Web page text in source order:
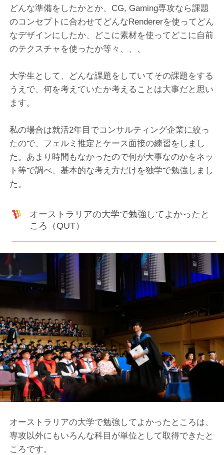
どんな準備をしたかとか、CG, Gaming専攻なら課題
のコンセプトに合わせてどんなRendererを使ってどん
なデザインにしたか、どこに素材を使ってどこに自前
のテクスチャを使ったか等々、、、
大学生として、どんな課題をしていてその課題をする
うえで、何を考えていたか考えることは大事だと思い
ます。
私の場合は就活2年目でコンサルティング企業に絞っ
たので、フェルミ推定とケース面接の練習をしまし
た。あまり時間もなかったので何が大事なのかをネッ
ト等で調べ、基本的な考え方だけを独学で勉強しまし
た。
オーストラリアの大学で勉強してよかったと
ころ（QUT）
オーストラリアの大学で勉強してよかったところは、
専攻以外にもいろんな科目が単位として取得できたと
ころです。